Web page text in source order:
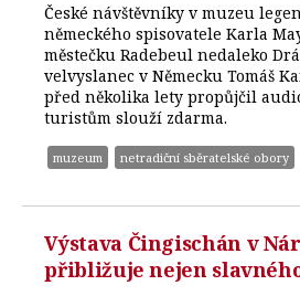
České návštěvníky v muzeu
německého spisovatele Karla
městečku Radebeul nedaleko
velvyslanec v Německu Tomáš
před několika lety propůjčil
turistům slouží zdarma.
muzeum netradiční sběratelské obory
Výstava Čingischán v
přibližuje nejen